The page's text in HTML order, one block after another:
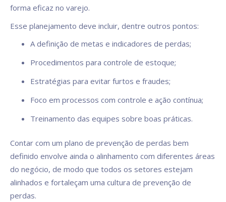
forma eficaz no varejo.
Esse planejamento deve incluir, dentre outros pontos:
A definição de metas e indicadores de perdas;
Procedimentos para controle de estoque;
Estratégias para evitar furtos e fraudes;
Foco em processos com controle e ação contínua;
Treinamento das equipes sobre boas práticas.
Contar com um plano de prevenção de perdas bem
definido envolve ainda o alinhamento com diferentes áreas
do negócio, de modo que todos os setores estejam
alinhados e fortaleçam uma cultura de prevenção de
perdas.